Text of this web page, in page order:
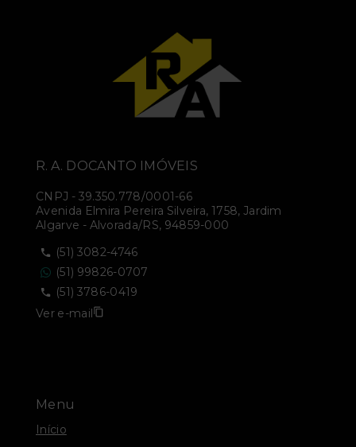
Menu
Início
R. A. DOCANTO IMÓVEIS
CNPJ - 39.350.778/0001-66
Avenida Elmira Pereira Silveira, 1758, Jardim
Algarve - Alvorada/RS, 94859-000
(51) 3082-4746
(51) 99826-0707
(51) 3786-0419
Ver e-mail